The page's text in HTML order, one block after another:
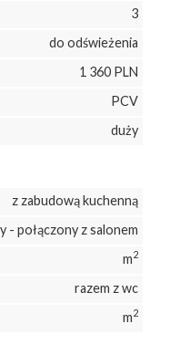
3
do odświeżenia
1 360 PLN
PCV
duży
z zabudową kuchenną
- połączony z salonem
m2
razem z wc
m2